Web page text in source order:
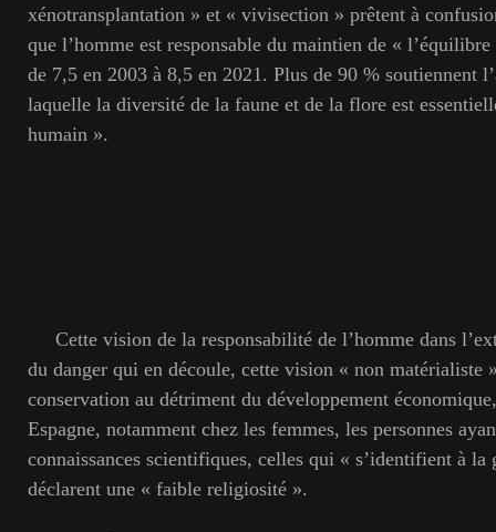
xénotransplantation » et « vivisection » prêtent à
que l’homme est responsable du maintien de « l’équilibre
de 7,5 en 2003 à 8,5 en 2021. Plus de 90 % soutiennent
laquelle la diversité de la faune et de la flore est
humain ».
Cette vision de la responsabilité de l’homme dans
du danger qui en découle, cette vision « non matérialiste
conservation au détriment du développement
Espagne, notamment chez les femmes, les personnes
connaissances scientifiques, celles qui « s’identifient à la
déclarent une « faible religiosité ».